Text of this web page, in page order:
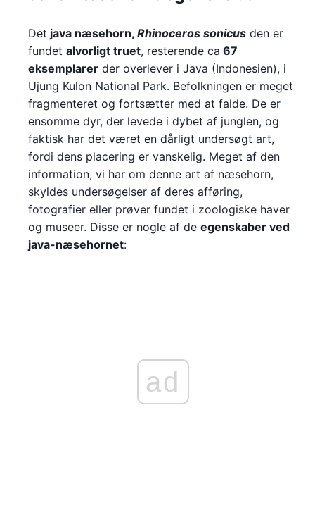
Det java næsehorn, Rhinoceros sonicus den er
fundet alvorligt truet, resterende ca 67
eksemplarer der overlever i Java (Indonesien), i
Ujung Kulon National Park. Befolkningen er meget
fragmenteret og fortsætter med at falde. De er
ensomme dyr, der levede i dybet af junglen, og
faktisk har det været en dårligt undersøgt art,
fordi dens placering er vanskelig. Meget af den
information, vi har om denne art af næsehorn,
skyldes undersøgelser af deres afføring,
fotografier eller prøver fundet i zoologiske haver
og museer. Disse er nogle af de egenskaber ved
java-næsehornet:
ad